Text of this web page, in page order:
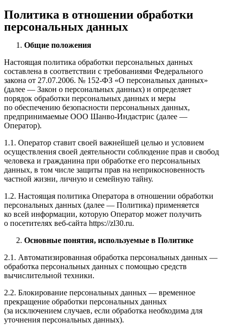
Политика в отношении обработки
персональных данных
Общие положения
Настоящая политика обработки персональных данных
составлена в соответствии с требованиями Федерального
закона от 27.07.2006. № 152-ФЗ «О персональных данных»
(далее — Закон о персональных данных) и определяет
порядок обработки персональных данных и меры
по обеспечению безопасности персональных данных,
предпринимаемые ООО Шанво-Индастрис (далее —
Оператор).
1.1. Оператор ставит своей важнейшей целью и условием
осуществления своей деятельности соблюдение прав и свобод
человека и гражданина при обработке его персональных
данных, в том числе защиты прав на неприкосновенность
частной жизни, личную и семейную тайну.
1.2. Настоящая политика Оператора в отношении обработки
персональных данных (далее — Политика) применяется
ко всей информации, которую Оператор может получить
о посетителях веб-сайта https://zl30.ru.
Основные понятия, используемые в Политике
2.1. Автоматизированная обработка персональных данных —
обработка персональных данных с помощью средств
вычислительной техники.
2.2. Блокирование персональных данных — временное
прекращение обработки персональных данных
(за исключением случаев, если обработка необходима для
уточнения персональных данных).